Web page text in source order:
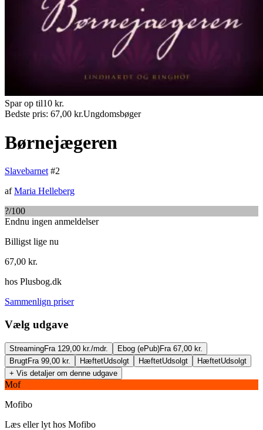
Spar op til10 kr.
Bedste pris: 67,00 kr.Ungdomsbøger
Børnejægeren
Slavebarnet #2
afMaria Helleberg
?/100
Endnu ingen anmeldelser
Billigst lige nu
67,00 kr.
hos Plusbog.dk
Sammenlign priser
Vælg udgave
StreamingFra 129,00 kr./mdr. Ebog (ePub)Fra 67,00 kr.
BrugtFra 99,00 kr. HæftetUdsolgt HæftetUdsolgt HæftetUdsolgt
+ Vis detaljer om denne udgave
Mof
Mofibo
Læs eller lyt hos Mofibo